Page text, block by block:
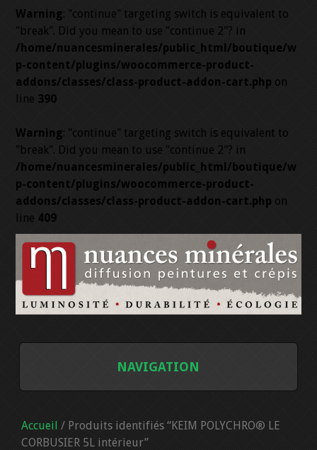
Warning: "continue" targeting switch is equivalent to
"break". Did you mean to use "continue 2"? in
/home/nuancesminerales/public_html/boutique/w
p-content/plugins/woocommerce-product-
addons/classes/class-product-addon-cart.php on
line 390
Warning: "continue" targeting switch is equivalent to
"break". Did you mean to use "continue 2"? in
/home/nuancesminerales/public_html/boutique/w
p-content/plugins/woocommerce-product-
addons/classes/class-product-addon-cart.php on
line 409
NAVIGATION
PANIER
Accueil / Produits identifiés “KEIM POLYCHRO® LE
CORBUSIER 5L intérieur”